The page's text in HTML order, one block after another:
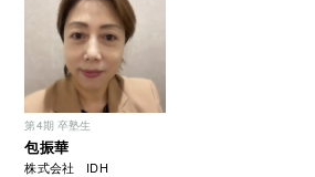
第4期 卒塾生
包振華
株式会社 IDH